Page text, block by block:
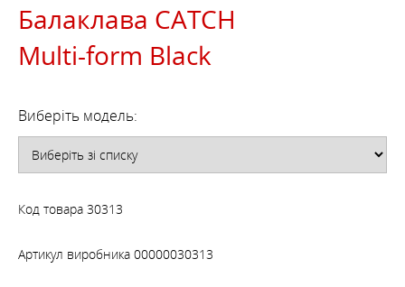
Балаклава CATCH
Multi-form Black
Виберіть модель:
Код товара 30313
Артикул виробника 00000030313